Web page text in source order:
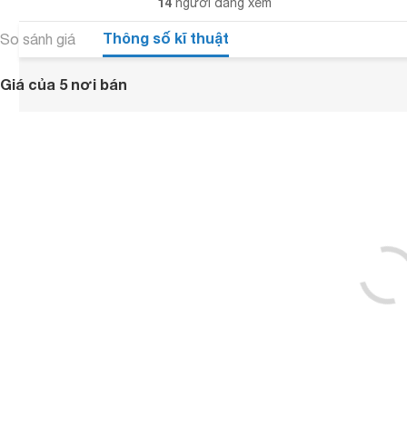
So sánh giá Thông số kĩ thuật
Giá của 5 nơi bán